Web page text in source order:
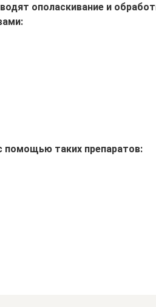
ополаскивание и
таких препаратов: